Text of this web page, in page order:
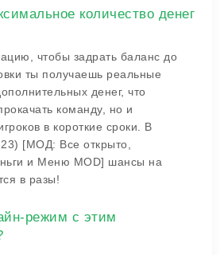
количество денег
чтобы задрать баланс до
ты получаешь реальные
денег, что
команду, но и
в короткие сроки. В
[МОД: Все открыто,
и Меню MOD] шансы на
в разы!
режим с этим